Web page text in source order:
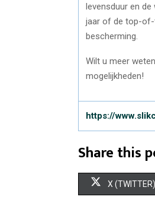
levensduur en
jaar of de top-of-
bescherming.
Wilt u meer
mogelijkheden!
https://
Share this
X (TWITTER)